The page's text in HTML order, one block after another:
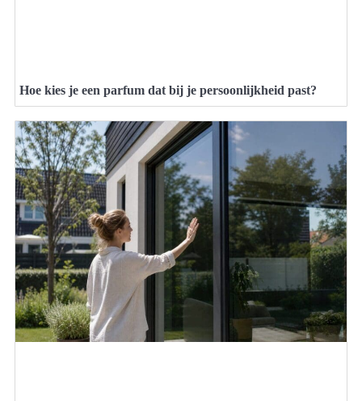
Hoe kies je een parfum dat bij je persoonlijkheid past?